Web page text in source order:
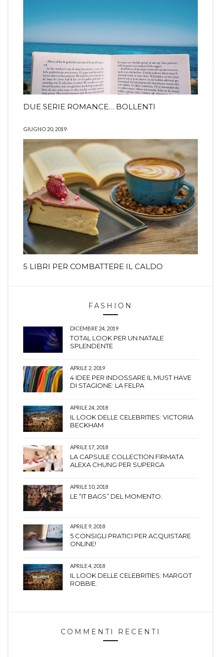
DUE SERIE ROMANCE… BOLLENTI
GIUGNO 20, 2019
5 LIBRI PER COMBATTERE IL CALDO
FASHION
DICEMBRE 24, 2019
TOTAL LOOK PER UN NATALE
SPLENDENTE
APRILE 2, 2019
4 IDEE PER INDOSSARE IL MUST HAVE
DI STAGIONE: LA FELPA
APRILE 24, 2018
IL LOOK DELLE CELEBRITIES: VICTORIA
BECKHAM
APRILE 17, 2018
LA CAPSULE COLLECTION FIRMATA
ALEXA CHUNG PER SUPERGA
APRILE 10, 2018
LE “IT BAGS” DEL MOMENTO.
APRILE 9, 2018
5 CONSIGLI PRATICI PER ACQUISTARE
ONLINE!
APRILE 4, 2018
IL LOOK DELLE CELEBRITIES: MARGOT
ROBBIE.
COMMENTI RECENTI